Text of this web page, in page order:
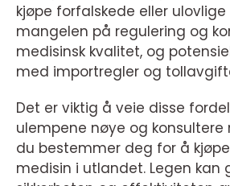
kjøpe forfalskede eller
mangelen på regulering og
medisinsk kvalitet, og
med importregler og
Det er viktig å veie disse
ulempene nøye og
du bestemmer deg for å
medisin i utlandet. Legen kan